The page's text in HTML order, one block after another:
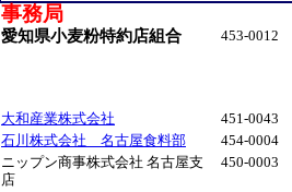
事務局
愛知県小麦粉特約店組合 453-0012
大和産業株式会社
451-0043
石川株式会社 名古屋食料部
454-0004
ニップン商事株式会社 名古屋支
店
450-0003